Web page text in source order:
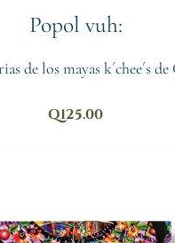
Popol vuh:
de los mayas k´chee´s
Q125.00